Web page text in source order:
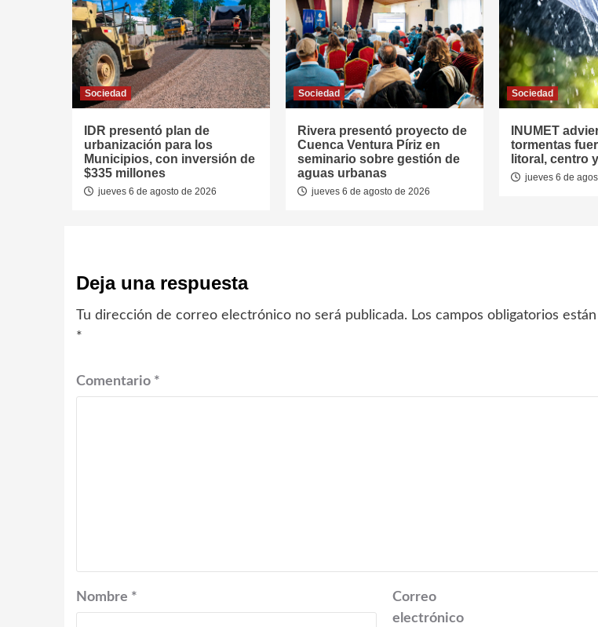
Sociedad
IDR presentó plan de
urbanización para los
Municipios, con inversión de
$335 millones
jueves 6 de agosto de 2026
Sociedad
Rivera presentó proyecto de
Cuenca Ventura Píriz en
seminario sobre gestión de
aguas urbanas
jueves 6 de agosto de 2026
Sociedad
INUMET
tormentas
litoral, centro
jueves 6 de
Deja una respuesta
Tu dirección de correo electrónico no será publicada. Los campos obligatorios
*
Comentario *
Nombre *
Correo
electrónico